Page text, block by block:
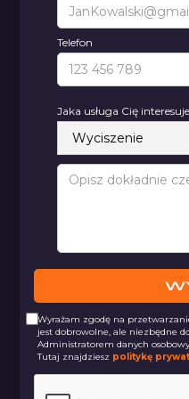
Telefon
Jaka usługa Cię
Wyrażam zgodę na
jest dobrowolne, ale niezbędne
Administratorem danych
Tutaj znajdziesz politykę